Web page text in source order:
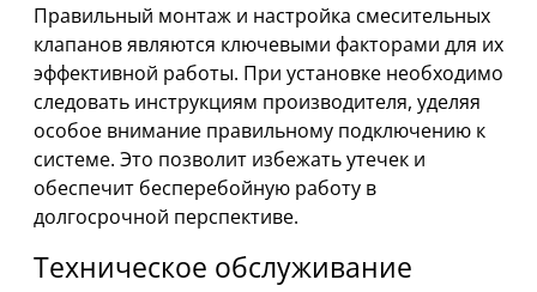
Правильный монтаж и настройка смесительных
клапанов являются ключевыми факторами для их
эффективной работы. При установке необходимо
следовать инструкциям производителя, уделяя
особое внимание правильному подключению к
системе. Это позволит избежать утечек и
обеспечит бесперебойную работу в
долгосрочной перспективе.
Техническое обслуживание